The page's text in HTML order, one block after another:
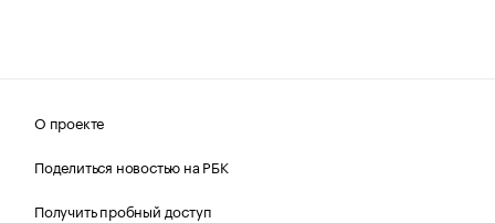
О проекте
Поделиться новостью на РБК
Получить пробный доступ